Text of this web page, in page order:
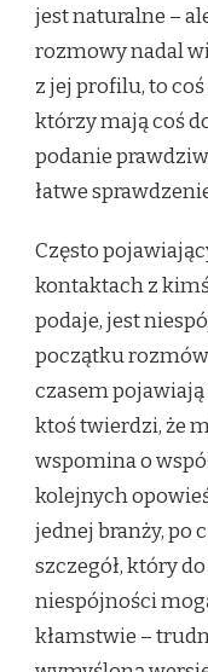
jest naturalne –
rozmowy nadal
z jej profilu, to
którzy mają coś
podanie
łatwe
Często
kontaktach z
podaje, jest
początku
czasem
ktoś twierdzi, że
wspomina o
kolejnych
jednej branży, po
szczegół, który
niespójności
kłamstwie –